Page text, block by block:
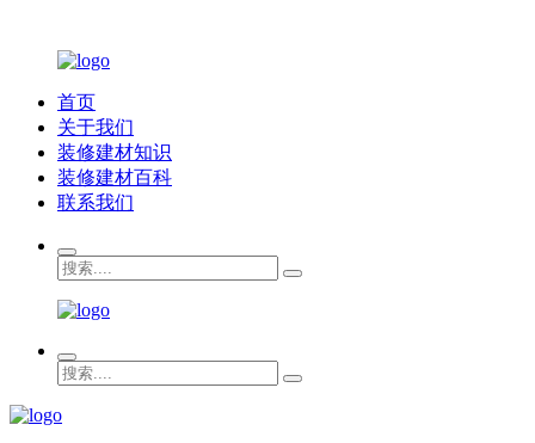
首页
关于我们
装修建材知识
装修建材百科
联系我们